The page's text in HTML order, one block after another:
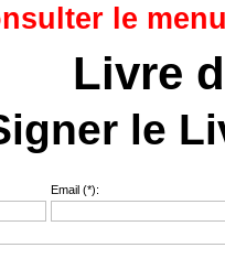
le
Livre
le
Email (*):